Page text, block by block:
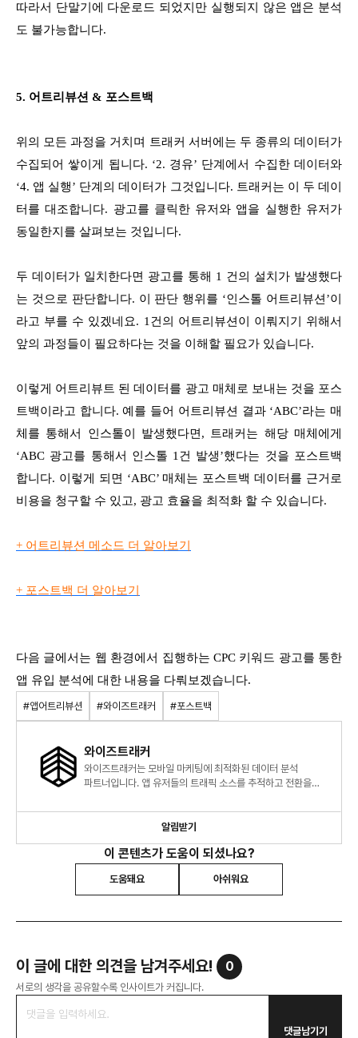
따라서 단말기에 다운로드 되었지만 실행되지 않은 앱은 분석
도 불가능합니다.
5. 어트리뷰션 & 포스트백
위의 모든 과정을 거치며 트래커 서버에는 두 종류의 데이터가
수집되어 쌓이게 됩니다. ‘2. 경유’ 단계에서 수집한 데이터와
‘4. 앱 실행’ 단계의 데이터가 그것입니다. 트래커는 이 두 데이
터를 대조합니다. 광고를 클릭한 유저와 앱을 실행한 유저가
동일한지를 살펴보는 것입니다.
두 데이터가 일치한다면 광고를 통해 1 건의 설치가 발생했다
는 것으로 판단합니다. 이 판단 행위를 ‘인스톨 어트리뷰션’이
라고 부를 수 있겠네요. 1건의 어트리뷰션이 이뤄지기 위해서
앞의 과정들이 필요하다는 것을 이해할 필요가 있습니다.
이렇게 어트리뷰트 된 데이터를 광고 매체로 보내는 것을 포스
트백이라고 합니다. 예를 들어 어트리뷰션 결과 ‘ABC’라는 매
체를 통해서 인스톨이 발생했다면, 트래커는 해당 매체에게
‘ABC 광고를 통해서 인스톨 1건 발생’했다는 것을 포스트백
합니다. 이렇게 되면 ‘ABC’ 매체는 포스트백 데이터를 근거로
비용을 청구할 수 있고, 광고 효율을 최적화 할 수 있습니다.
+ 어트리뷰션 메소드 더 알아보기
+ 포스트백 더 알아보기
다음 글에서는 웹 환경에서 집행하는 CPC 키워드 광고를 통한
앱 유입 분석에 대한 내용을 다뤄보겠습니다.
#앱어트리뷰션 #와이즈트래커 #포스트백
와이즈트래커
와이즈트래커는 모바일 마케팅에 최적화된 데이터 분석
파트너입니다. 앱 유저들의 트래픽 소스를 추적하고 전환을
알림받기
이 콘텐츠가 도움이 되셨나요?
도움돼요 아쉬워요
이 글에 대한 의견을 남겨주세요! 0
서로의 생각을 공유할수록 인사이트가 커집니다.
댓글남기기